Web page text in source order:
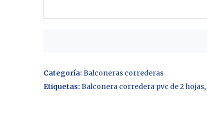
Categoría: Balconeras correderas
Etiquetas: Balconera corredera pvc de 2 hojas,